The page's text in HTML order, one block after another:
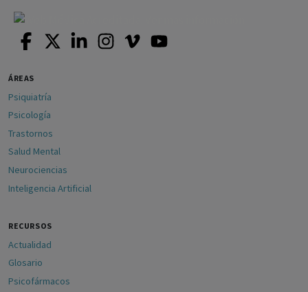
ÁREAS
Psiquiatría
Psicología
Trastornos
Salud Mental
Neurociencias
Inteligencia Artificial
RECURSOS
Actualidad
Glosario
Psicofármacos